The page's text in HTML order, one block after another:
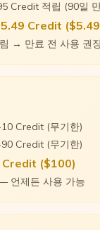
Credit 적립 (90일
5.49 Credit
→ 만료 전 사용 권
Credit (무기한)
Credit (무기한)
Credit ($100)
언제든 사용 가능